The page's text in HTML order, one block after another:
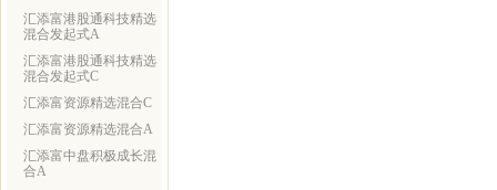
汇添富港股通科技精选
混合发起式A
汇添富港股通科技精选
混合发起式C
汇添富资源精选混合C
汇添富资源精选混合A
汇添富中盘积极成长混
合A